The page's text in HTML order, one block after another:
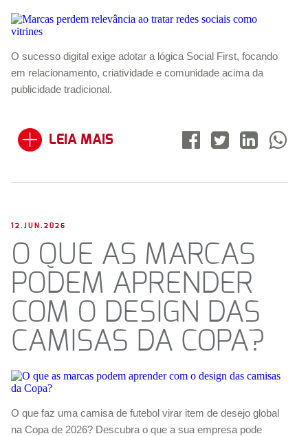
O sucesso digital exige adotar a lógica Social First, focando
em relacionamento, criatividade e comunidade acima da
publicidade tradicional.
LEIA MAIS
12.JUN.2026
O QUE AS MARCAS
PODEM APRENDER
COM O DESIGN DAS
CAMISAS DA COPA?
O que faz uma camisa de futebol virar item de desejo global
na Copa de 2026? Descubra o que a sua empresa pode